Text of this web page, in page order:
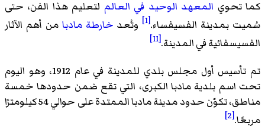
كما تحوي المعهد الوحيد في العالم لتعليم هذا الفن، حتى
سُميت بمدينة الفسيفساء.[1] وتُعد خارطة مادبا من أهم الآثار
الفسيسفائية في المدينة.[11]
تم تأسيس أول مجلس بلدي للمدينة في عام 1912، وهو اليوم
تحت اسم بلدية مادبا الكبرى، التي تقع ضمن حدودها خمسة
مناطق، تكوّن حدود مدينة مادبا الممتدة على حوالي 54 كيلومترًا
مربعًا.[2]